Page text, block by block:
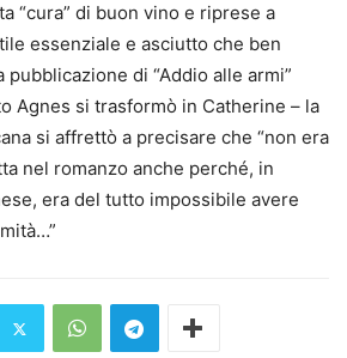
“cura” di buon vino e riprese a
essenziale e asciutto che ben
pubblicazione di “Addio alle armi”
Agnes si trasformò in Catherine – la
si affrettò a precisare che “non era
nel romanzo anche perché, in
era del tutto impossibile avere